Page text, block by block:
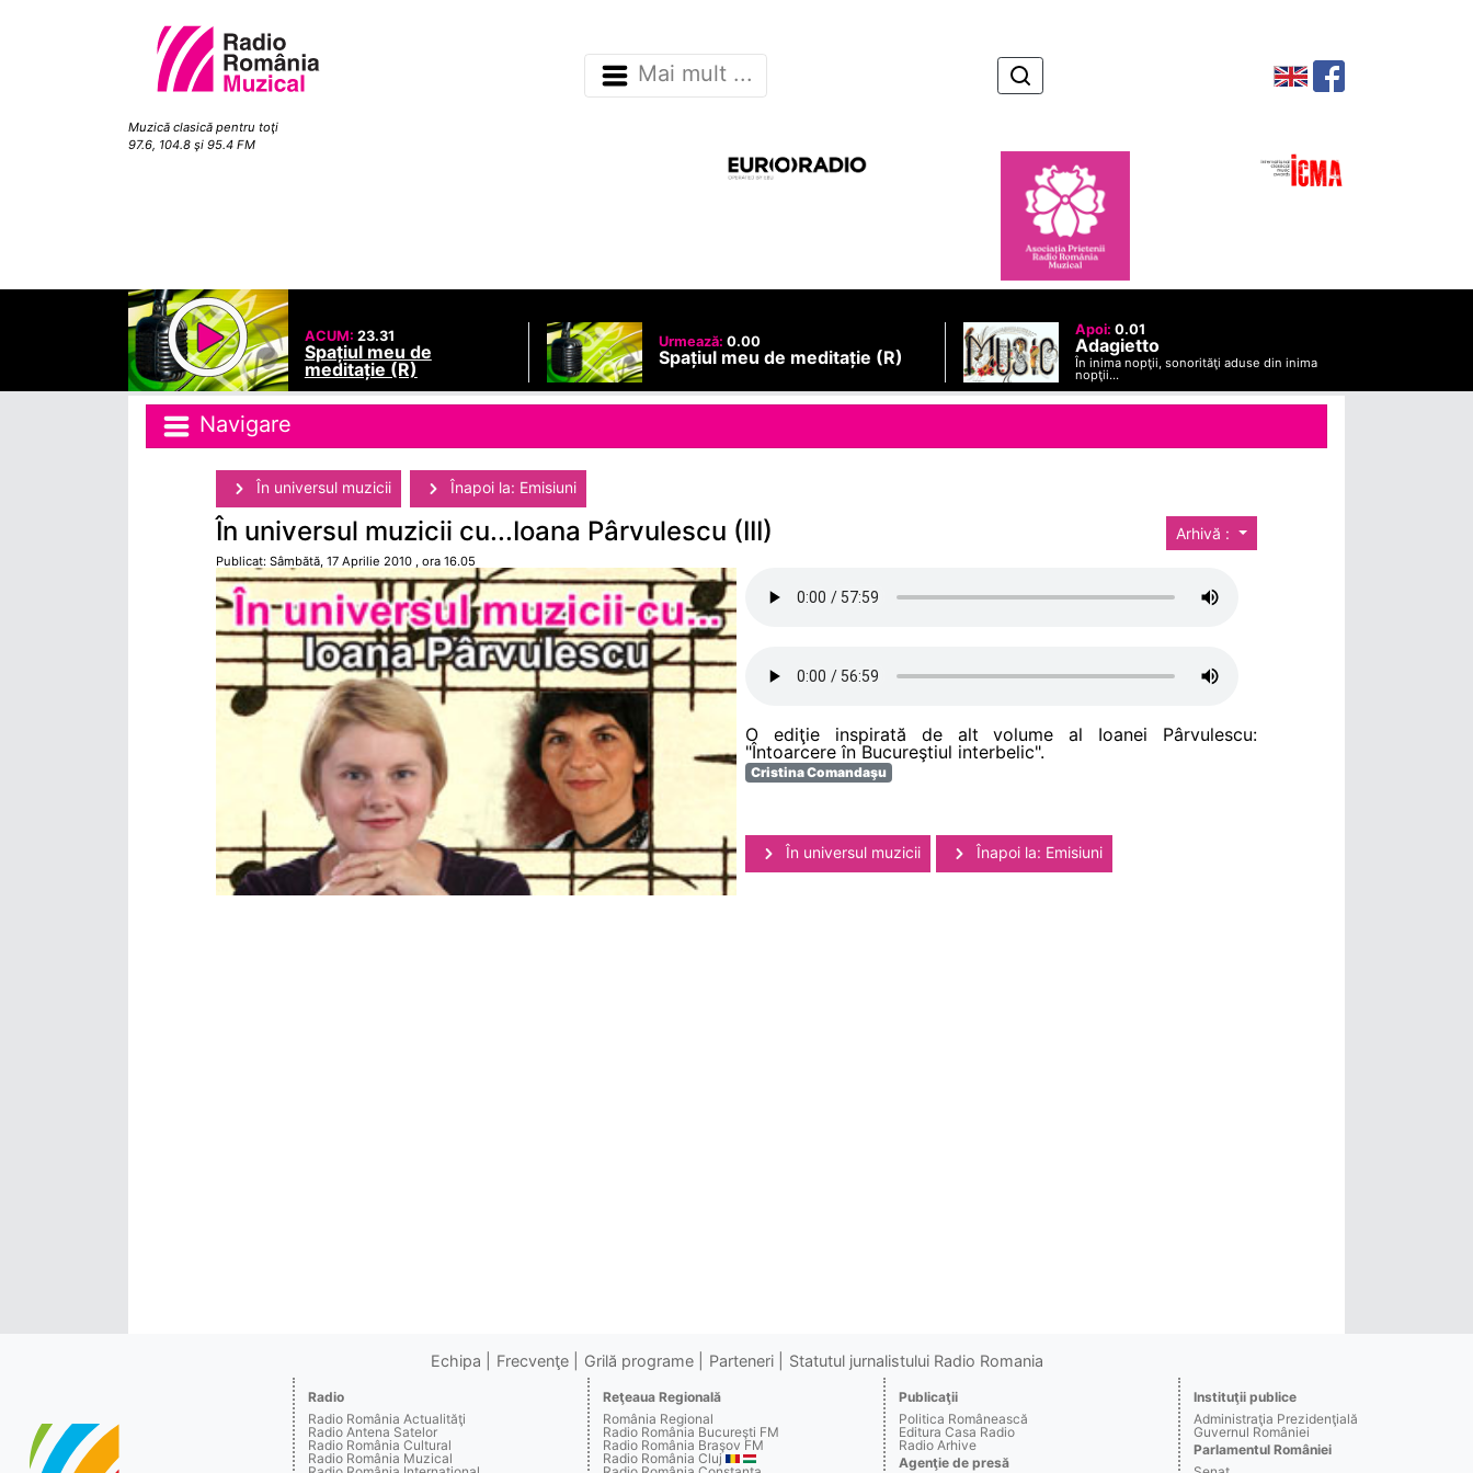
Muzică clasică pentru toţi
97.6, 104.8 şi 95.4 FM
Mai mult ...
ACUM: 23.31
Spațiul meu de
meditație (R)
Urmează: 0.00
Spațiul meu de meditație (R)
Apoi: 0.01
Adagietto
În inima nopţii, sonorităţi aduse din inima
nopţii...
Navigare
În universul muzicii Înapoi la: Emisiuni
Arhivă :
În universul muzicii cu...Ioana Pârvulescu (III)
Publicat: Sâmbătă, 17 Aprilie 2010 , ora 16.05
O ediţie inspirată de alt volume al Ioanei Pârvulescu:
"Întoarcere în Bucureştiul interbelic".
Cristina Comandaşu
În universul muzicii Înapoi la: Emisiuni
Echipa Frecvenţe Grilă programe Parteneri Statutul jurnalistului Radio Romania
Radio
Radio România Actualităţi
Radio Antena Satelor
Radio România Cultural
Radio România Muzical
Reţeaua Regională
România Regional
Radio România Bucureşti FM
Radio România Braşov FM
Radio România Cluj
Publicaţii
Politica Românească
Editura Casa Radio
Radio Arhive
Agenţie de presă
Instituţii publice
Administraţia Prezidenţială
Guvernul României
Parlamentul României